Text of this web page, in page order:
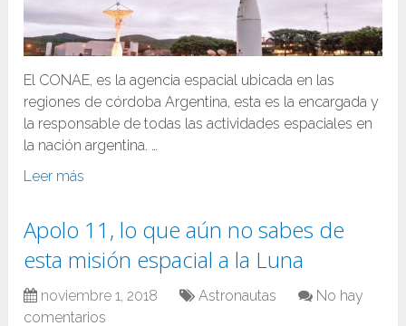
El CONAE, es la agencia espacial ubicada en las
regiones de córdoba Argentina, esta es la encargada y
la responsable de todas las actividades espaciales en
la nación argentina. …
Leer más
Apolo 11, lo que aún no sabes de
esta misión espacial a la Luna
noviembre 1, 2018 Astronautas
No hay
comentarios